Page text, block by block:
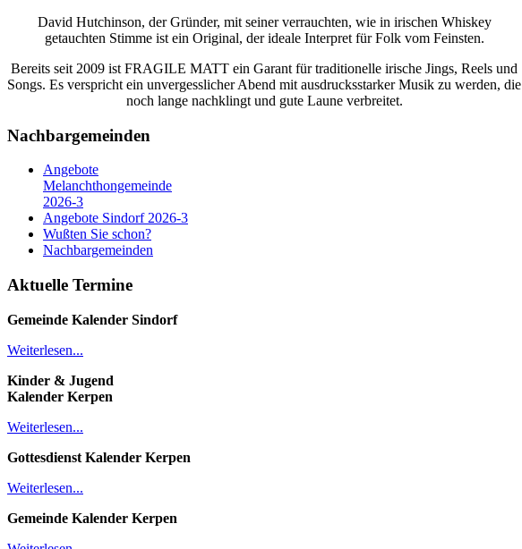
David Hutchinson, der Gründer, mit seiner verrauchten, wie in irischen Whiskey
getauchten Stimme ist ein Original, der ideale Interpret für Folk vom Feinsten.
Bereits seit 2009 ist FRAGILE MATT ein Garant für traditionelle irische Jings, Reels und
Songs. Es verspricht ein unvergesslicher Abend mit ausdrucksstarker Musik zu werden, die
noch lange nachklingt und gute Laune verbreitet.
Nachbargemeinden
Angebote
Melanchthongemeinde
2026-3
Angebote Sindorf 2026-3
Wußten Sie schon?
Nachbargemeinden
Aktuelle Termine
Gemeinde Kalender Sindorf
Weiterlesen...
Kinder & Jugend
Kalender Kerpen
Weiterlesen...
Gottesdienst Kalender Kerpen
Weiterlesen...
Gemeinde Kalender Kerpen